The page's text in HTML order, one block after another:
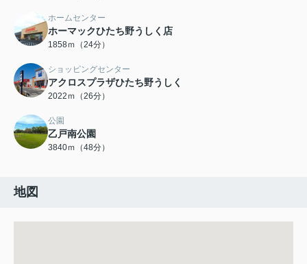
ホームセンター
ホーマックひたち野うしく店
1858ｍ（24分）
ショッピングセンター
アクロスプラザひたち野うしく
2022ｍ（26分）
公園
乙戸南公園
3840ｍ（48分）
地図